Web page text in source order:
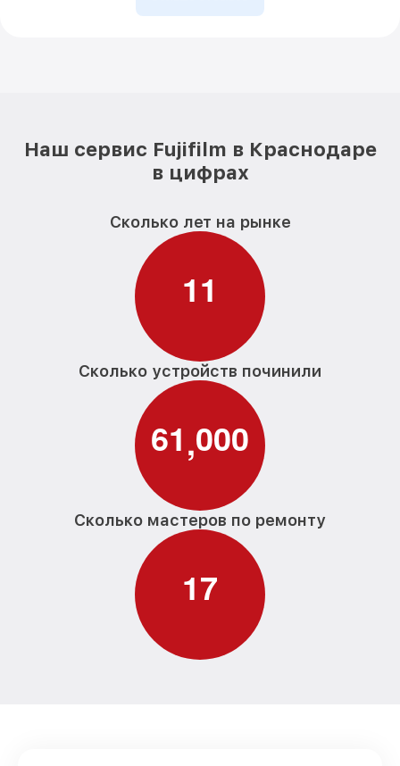
Наш сервис Fujifilm в Краснодаре
в цифрах
Сколько лет на рынке
11
Сколько устройств починили
61,000
Сколько мастеров по ремонту
17